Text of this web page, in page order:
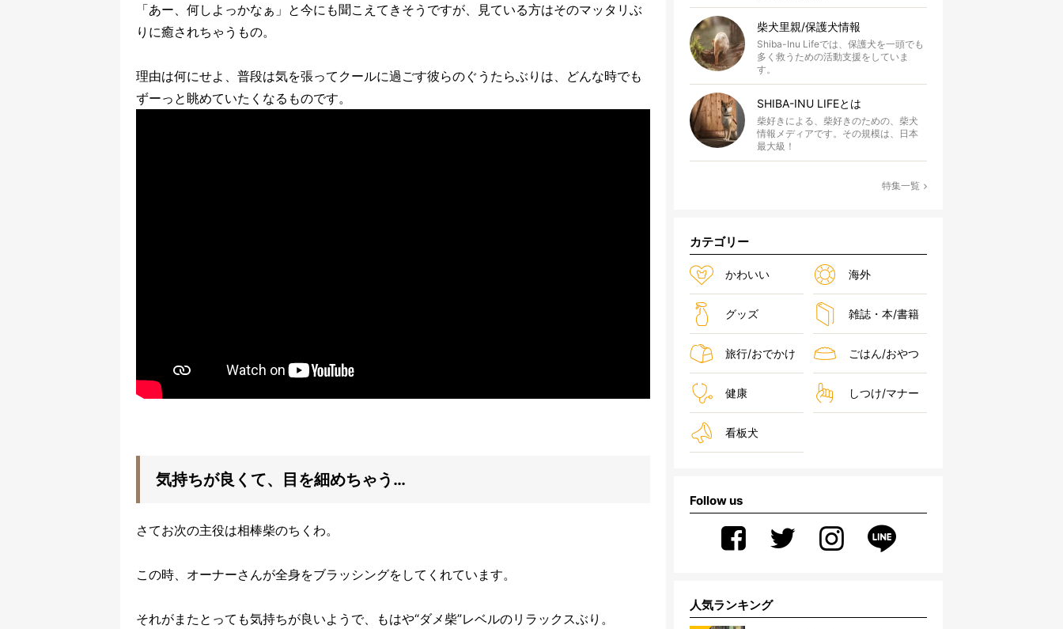
「あー、何しよっかなぁ」と今にも聞こえてきそうですが、見ている方はそのマッタリぶ
りに癒されちゃうもの。
理由は何にせよ、普段は気を張ってクールに過ごす彼らのぐうたらぶりは、どんな時でも
ずーっと眺めていたくなるものです。
気持ちが良くて、目を細めちゃう…
さてお次の主役は相棒柴のちくわ。
この時、オーナーさんが全身をブラッシングをしてくれています。
それがまたとっても気持ちが良いようで、もはや“ダメ柴”レベルのリラックスぶり。
柴犬里親/保護犬情報
Shiba-Inu Lifeでは、保護犬を一頭でも
多く救うための活動支援をしていま
す。
SHIBA-INU LIFEとは
柴好きによる、柴好きのための、柴犬
情報メディアです。その規模は、日本
最大級！
特集一覧
カテゴリー
かわいい 海外
グッズ 雑誌・本/書籍
旅行/おでかけ ごはん/おやつ
健康 しつけ/マナー
看板犬
Follow us
人気ランキング